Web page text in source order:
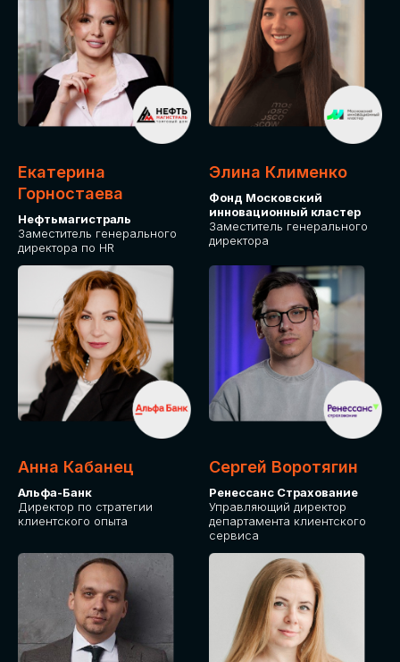
Екатерина
Горностаева
Нефтьмагистраль
Заместитель генерального
директора по HR
Элина Клименко
Фонд Московский
инновационный кластер
Заместитель генерального
директора
Анна Кабанец
Альфа-Банк
Директор по стратегии
клиентского опыта
Сергей Воротягин
Ренессанс Страхование
Управляющий директор
департамента клиентского
сервиса
Приглашаем стать партнером GLOBAL
TECH FORUM и презентовать ваши
решения целевой аудитории. Будем
рады сотрудничеству!
СТАНЬТЕ
ЭКСПОНЕНТОМ
ПОДАТЬ ЗАЯВКУ
IT Solutions for Business
СТОИМОСТЬ
УЧАСТИЯ